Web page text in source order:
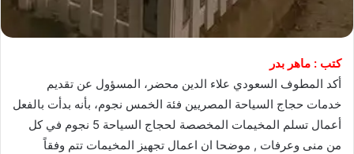
كتب : ماهر بدر
أكد المطوف السعودي علاء الدين محضر، المسؤول عن تقديم
خدمات حجاج السياحة المصريين فئة الخمس نجوم، بأنه بدأت بالفعل
أعمال تسلم المخيمات المخصصة لحجاج السياحة 5 نجوم في كل
من منى وعرفات , موضحا ان اعمال تجهيز المخيمات تتم وفقاً